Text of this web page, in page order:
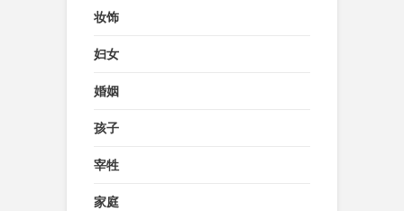
妆饰
妇女
婚姻
孩子
宰牲
家庭